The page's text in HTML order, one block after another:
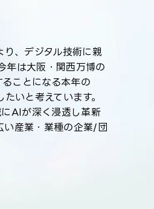
、デジタル技術に親
年は大阪・関西万博の
ことになる本年の
いと考えています。
AIが深く浸透し革新
い産業・業種の企業/団